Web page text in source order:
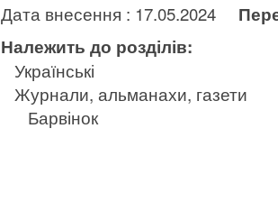
Дата внесення : 17.05.2024
Належить до розділів:
Українські
Журнали, альманахи, газети
Барвінок